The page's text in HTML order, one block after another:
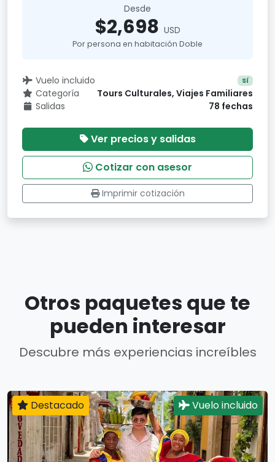
Desde
$2,698 USD
Por persona en habitación Doble
Vuelo incluido Sí
Categoría
Tours Culturales, Viajes Familiares
Salidas
78 fechas
Ver precios y salidas
Cotizar con asesor
Imprimir cotización
Otros paquetes que te
pueden interesar
Descubre más experiencias increíbles
Destacado Vuelo incluido